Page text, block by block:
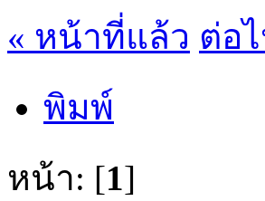
« หน้าที่แล้ว ต่อ
พิมพ์
หน้า: [1]